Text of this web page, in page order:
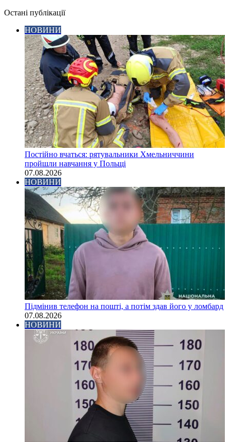
Остані публікації
НОВИНИ
Постійно вчаться: рятувальники Хмельниччини
пройшли навчання у Польщі
07.08.2026
НОВИНИ
Підмінив телефон на пошті, а потім здав його у ломбард
07.08.2026
НОВИНИ